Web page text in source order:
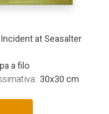
at Seasalter
a filo
30x30 cm